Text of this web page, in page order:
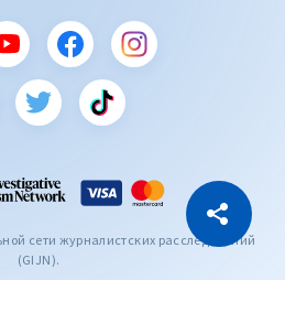
Скопировать ссылку
сети журналистских расследований
(GIJN).